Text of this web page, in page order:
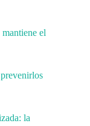
el
la